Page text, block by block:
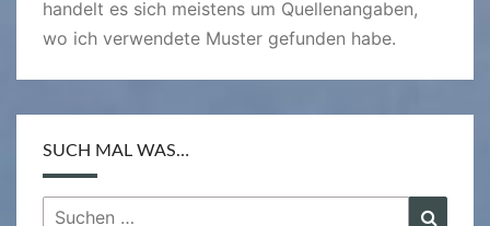
handelt es sich meistens um Quellenangaben,
wo ich verwendete Muster gefunden habe.
SUCH MAL WAS…
Suchen